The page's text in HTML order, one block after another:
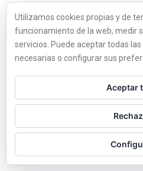
Utilizamos cookies propias y de
funcionamiento de la web, medir
servicios. Puede aceptar todas
necesarias o configurar sus
Aceptar